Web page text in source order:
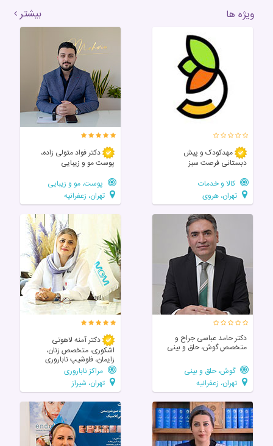
ویژه ها بیشتر
مهدکودک و پیش
دبستانی فرصت سبز
کالا و خدمات
تهران، هروی
دکتر فواد متولی زاده،
پوست مو و زیبایی
پوست، مو و زیبایی
تهران، زعفرانیه
دکتر حامد عباسی جراح و
متخصص گوش، حلق و بینی
گوش، حلق و بینی
تهران، زعفرانیه
دکتر آمنه لاهوتی
اشکوری، متخصص زنان،
زایمان، فلوشیپ ناباروری
مراکز ناباروری
تهران، شیراز